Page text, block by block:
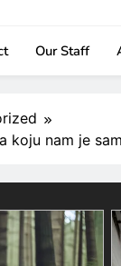
Our Staff
koju nam je